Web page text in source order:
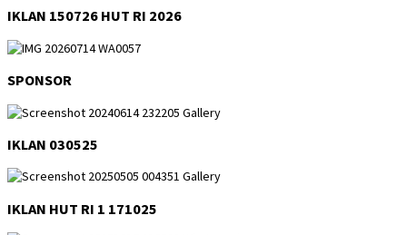
IKLAN 150726 HUT RI 2026
SPONSOR
IKLAN 030525
IKLAN HUT RI 1 171025